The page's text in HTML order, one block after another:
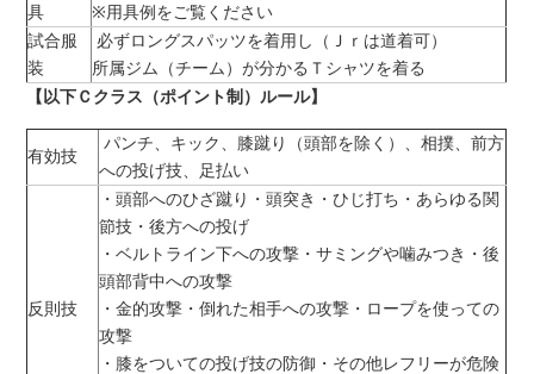
具
※用具例をご覧ください
試合服
装
必ずロングスパッツを着用し（Ｊｒは道着可）
所属ジム（チーム）が分かるＴシャツを着る
【以下Ｃクラス（ポイント制）ルール】
有効技
パンチ、キック、膝蹴り（頭部を除く）、相撲、前方
への投げ技、足払い
反則技
・頭部へのひざ蹴り・頭突き・ひじ打ち・あらゆる関
節技・後方への投げ
・ベルトライン下への攻撃・サミングや噛みつき・後
頭部背中への攻撃
・金的攻撃・倒れた相手への攻撃・ロープを使っての
攻撃
・膝をついての投げ技の防御・その他レフリーが危険